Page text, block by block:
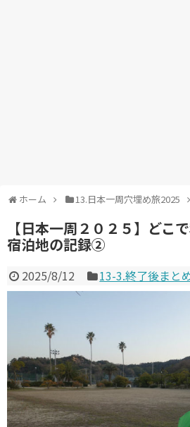
ホーム 13.日本一周穴埋め旅2025
【日本一周２０２５】どこ
宿泊地の記録②
2025/8/12 13-3.終了後まと